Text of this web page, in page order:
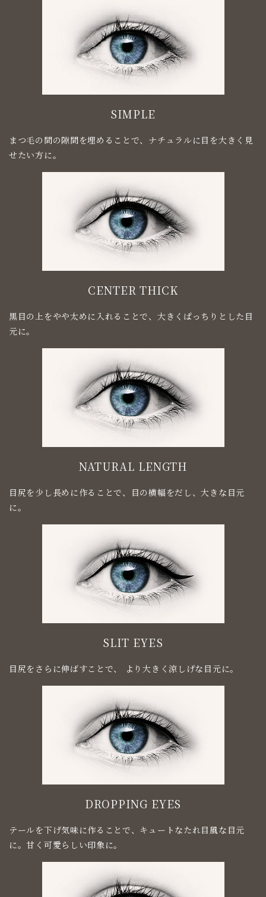
SIMPLE
まつ毛の間の隙間を埋めることで、ナチュラルに目を大きく見
せたい方に。
CENTER THICK
黒目の上をやや太めに入れることで、大きくぱっちりとした目
元に。
NATURAL LENGTH
目尻を少し長めに作ることで、目の横幅をだし、大きな目元
に。
SLIT EYES
目尻をさらに伸ばすことで、 より大きく涼しげな目元に。
DROPPING EYES
テールを下げ気味に作ることで、キュートなたれ目風な目元
に。甘く可愛らしい印象に。